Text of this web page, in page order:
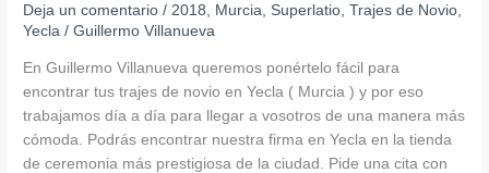
Deja un comentario / 2018 Murcia Superlatio ,Trajes de Novio
Yecla /Guillermo Villanueva
En Guillermo Villanueva queremos ponértelo fácil para
encontrar tus trajes de novio en Yecla ( Murcia ) y por eso
trabajamos día a día para llegar a vosotros de una manera más
cómoda. Podrás encontrar nuestra firma en Yecla en la tienda
de ceremonia más prestigiosa de la ciudad. Pide una cita con